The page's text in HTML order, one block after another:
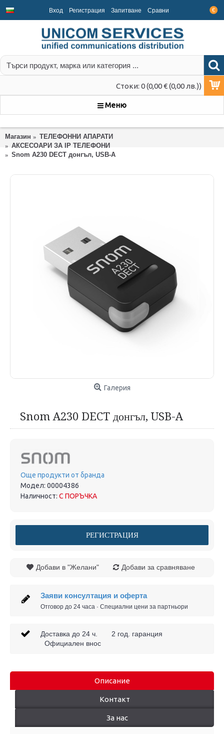
€
Вход Регистрация Запитване Срaвни
Стоки: 0 (0,00 € (0,00 лв.))
Меню
Магазин
ТЕЛЕФОННИ АПАРАТИ
АКСЕСОАРИ ЗА IP ТЕЛЕФОНИ
Snom A230 DECT донгъл, USB-A
Галерия
Snom A230 DECT донгъл, USB-A
Още продукти от бранда
Модел: 00004386
Наличност: С ПОРЪЧКА
РЕГИСТРАЦИЯ
Добави в "Желани" Добави за сравняване
Заяви консултация и оферта
Отговор до 24 часа · Специални цени за партньори
Доставка до 24 ч. 2 год. гаранция
Официален внос
Описание
Контакт
За нас